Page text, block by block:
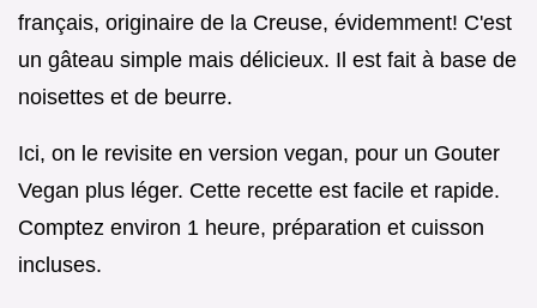
français, originaire de la Creuse, évidemment! C'est
un gâteau simple mais délicieux. Il est fait à base de
noisettes et de beurre.
Ici, on le revisite en version vegan, pour un Gouter
Vegan plus léger. Cette recette est facile et rapide.
Comptez environ 1 heure, préparation et cuisson
incluses.